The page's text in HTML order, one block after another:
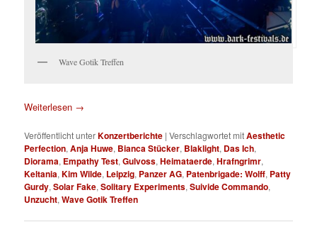
Wave Gotik Treffen
Weiterlesen →
Veröffentlicht unterKonzertberichte |Verschlagwortet mitAesthetic
Perfection,Anja Huwe, Bianca Stücker, Blaklight, Das Ich,
Diorama, Empathy Test,Gulvoss,Heimataerde,Hrafngrimr,
Keltania,Kim Wilde, Leipzig, Panzer AG, Patenbrigade: Wolff, Patty
Gurdy,Solar Fake,Solitary Experiments,Suivide Commando,
Unzucht,Wave Gotik Treffen